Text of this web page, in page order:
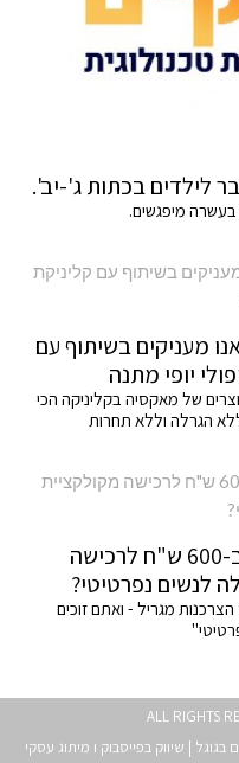
לילדים בכתות ג'-יב'.
מעניקים בשיתוף עם
של מאקסיה בקליניקה הכי
רוצה להשתתף בהגרלה ולזכות ב-600 ש"ח לרכישה
לנשים נפרטיטי?
מגריל - ואתם זוכים
בגוגל | שיווק בפייסבוק ו מיתוג עסקי